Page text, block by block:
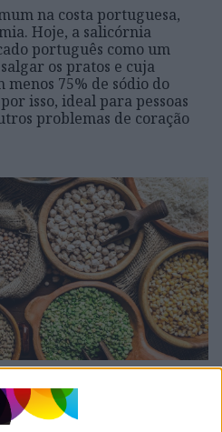
na costa portuguesa,
Hoje, a salicórnia
português como um
os pratos e cuja
75% de sódio do
isso, ideal para pessoas
problemas de coração
pode valer até